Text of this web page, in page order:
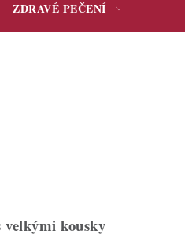
ZDRAVÉ PEČENÍ
velkými kousky